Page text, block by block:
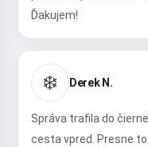
Ďakujem!
❄️ Derek N.
Správa trafila do
cesta vpred. Presne